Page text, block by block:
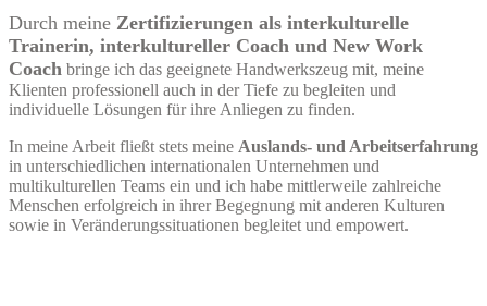
Durch meine Zertifizierungen als interkulturelle
Trainerin, interkultureller Coach und New Work
Coach bringe ich das geeignete Handwerkszeug mit, meine
Klienten professionell auch in der Tiefe zu begleiten und
individuelle Lösungen für ihre Anliegen zu finden.
In meine Arbeit fließt stets meine Auslands- und Arbeitserfahrung
in unterschiedlichen internationalen Unternehmen und
multikulturellen Teams ein und ich habe mittlerweile zahlreiche
Menschen erfolgreich in ihrer Begegnung mit anderen Kulturen
sowie in Veränderungssituationen begleitet und empowert.